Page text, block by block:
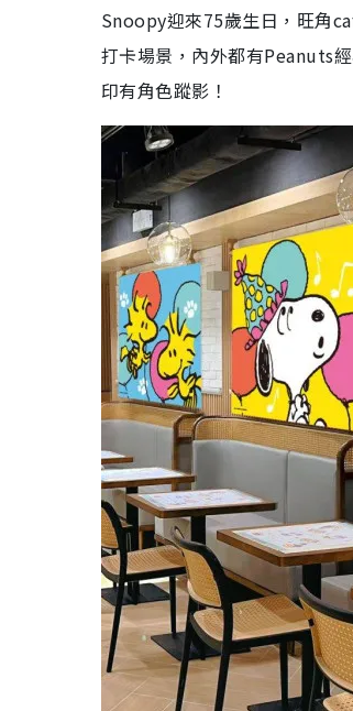
Snoopy迎來75歲生日，旺角
打卡場景，內外都有Peanuts
印有角色蹤影！